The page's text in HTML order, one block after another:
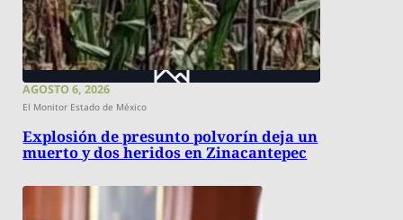
AGOSTO 6, 2026
El Monitor Estado de México
Explosión de presunto polvorín deja un
muerto y dos heridos en Zinacantepec